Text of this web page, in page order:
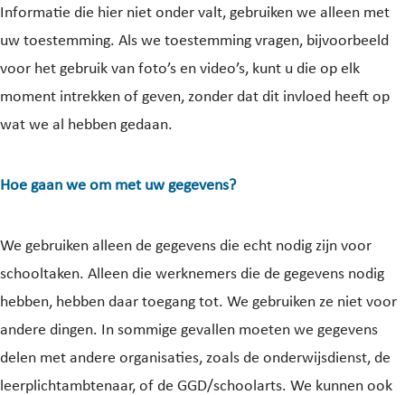
Informatie die hier niet onder valt, gebruiken we alleen met
uw toestemming. Als we toestemming vragen, bijvoorbeeld
voor het gebruik van foto’s en video’s, kunt u die op elk
moment intrekken of geven, zonder dat dit invloed heeft op
wat we al hebben gedaan.
Hoe gaan we om met uw gegevens?
We gebruiken alleen de gegevens die echt nodig zijn voor
schooltaken. Alleen die werknemers die de gegevens nodig
hebben, hebben daar toegang tot. We gebruiken ze niet voor
andere dingen. In sommige gevallen moeten we gegevens
delen met andere organisaties, zoals de onderwijsdienst, de
leerplichtambtenaar, of de GGD/schoolarts. We kunnen ook